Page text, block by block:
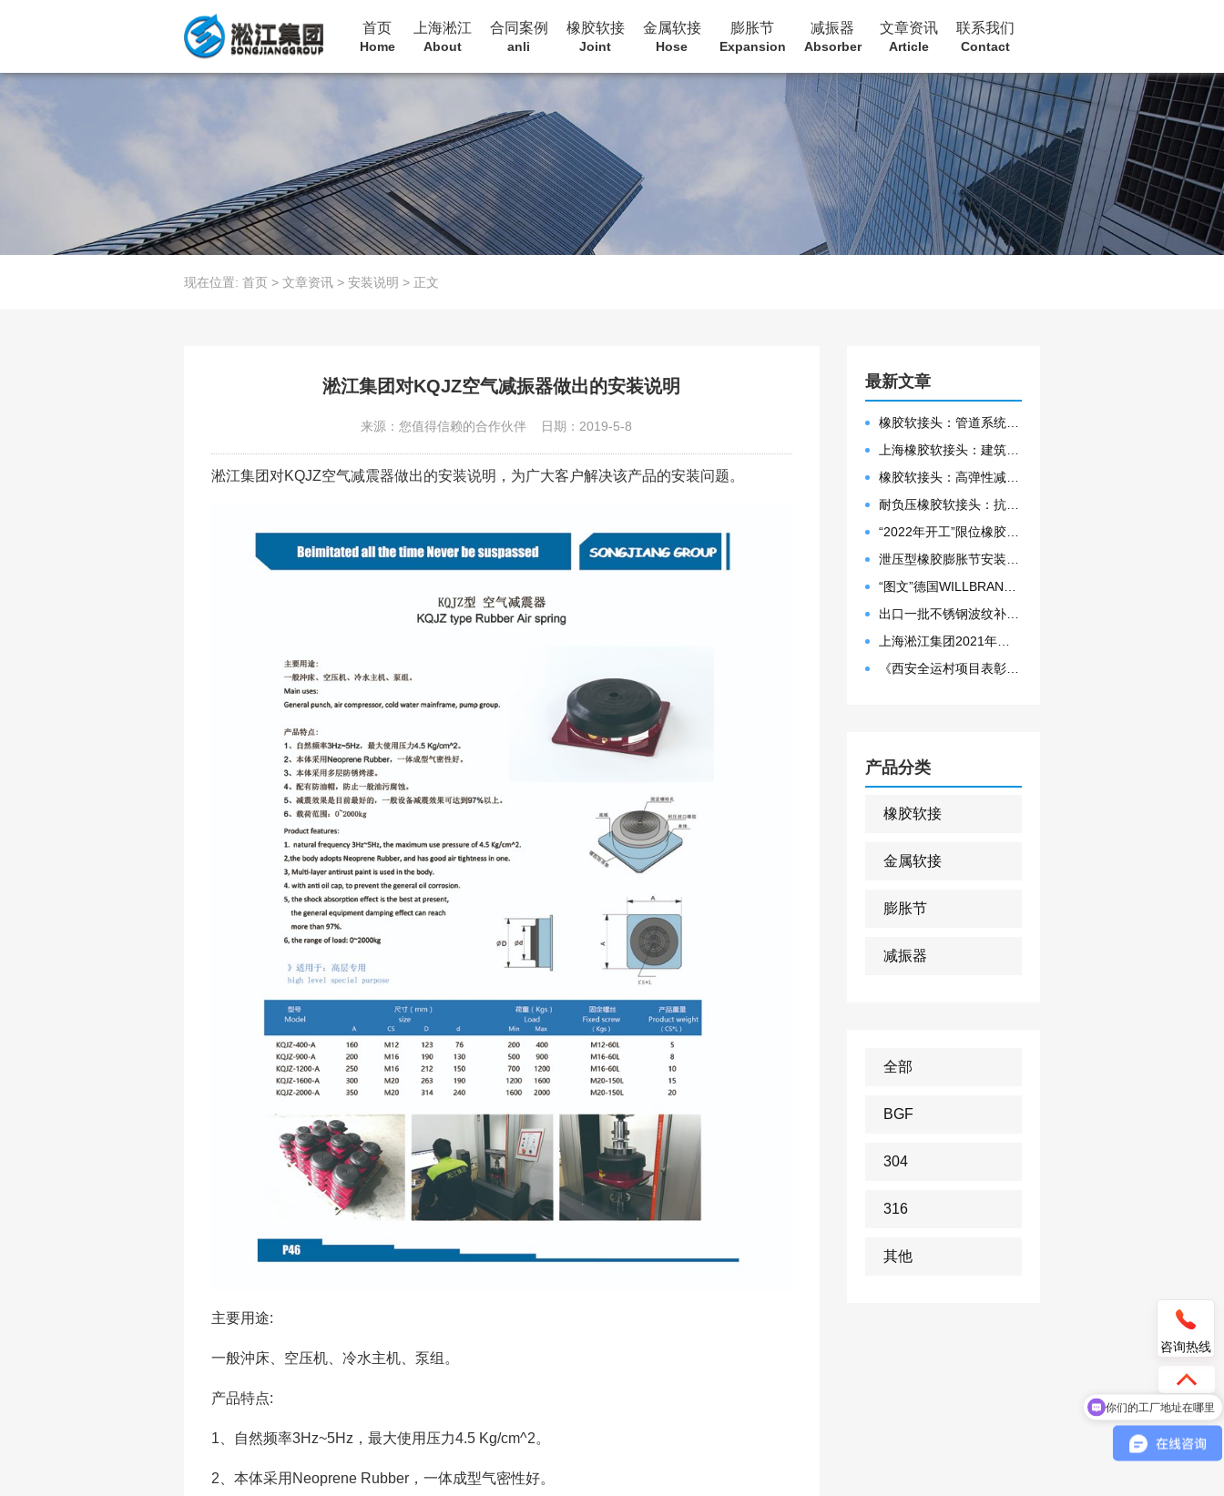
首页
Home
上海淞江
About
合同案例
anli
橡胶软接
Joint
金属软接
Hose
膨胀节
Expansion
减振器
Absorber
文章资讯
Article
联系我们
Contact
现在位置: 首页 > 文章资讯 > 安装说明 > 正文
淞江集团对KQJZ空气减振器做出的安装说明
来源：您值得信赖的合作伙伴 日期：2019-5-8
淞江集团对KQJZ空气减震器做出的安装说明，为广大客户解决该产品的安装问题。
主要用途:
一般沖床、空压机、冷水主机、泵组。
产品特点:
1、自然频率3Hz~5Hz，最大使用压力4.5 Kg/cm^2。
2、本体采用Neoprene Rubber，一体成型气密性好。
最新文章
橡胶软接头：管道系统的”减震神器”弹性补偿、降噪吸振
上海橡胶软接头：建筑给排水、暖通空调的优选解决方案
橡胶软接头：高弹性减震神器，解决管道系统的位移与噪音难题
耐负压橡胶软接头：抗塌陷设计保障管道稳定运行
“2022年开工”限位橡胶接头准备发往数据中心能源中心
泄压型橡胶膨胀节安装示意图
“图文”德国WILLBRANDT法兰橡胶膨胀节螺栓方向说明
出口一批不锈钢波纹补偿器
上海淞江集团2021年度盛典“燃战2022”
《西安全运村项目表彰函》做好行业领头军是淞江集团使命
产品分类
橡胶软接
金属软接
膨胀节
减振器
全部
BGF
304
316
其他
咨询热线
你们的工厂地址在哪里